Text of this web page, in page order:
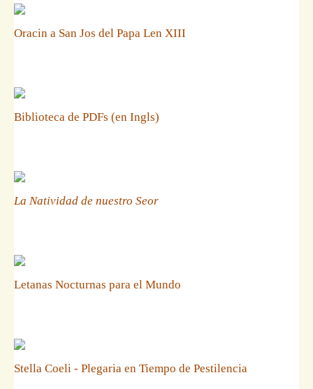
Oracin a San Jos del Papa Len XIII
Biblioteca de PDFs (en Ingls)
La Natividad de nuestro Seor
Letanas Nocturnas para el Mundo
Stella Coeli - Plegaria en Tiempo de Pestilencia